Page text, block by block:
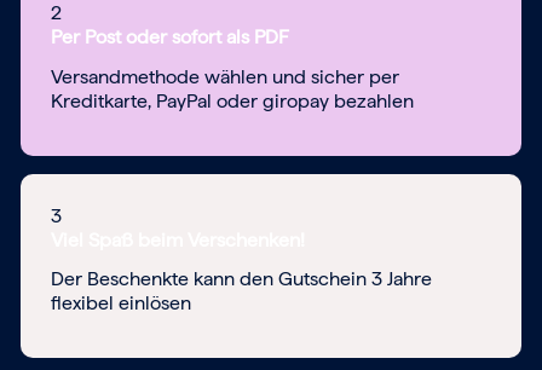
2
Per Post oder sofort als PDF
Versandmethode wählen und sicher per
Kreditkarte, PayPal oder giropay bezahlen
3
Der Beschenkte kann den Gutschein 3 Jahre
flexibel einlösen